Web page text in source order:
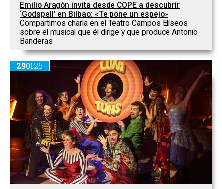
Emilio Aragón invita desde COPE a descubrir
‘Godspell’ en Bilbao: «Te pone un espejo»
Compartimos charla en el Teatro Campos Elíseos
sobre el musical que él dirige y que produce Antonio
Banderas
290125